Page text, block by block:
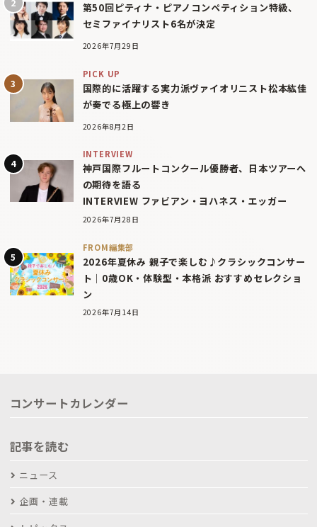
第50回ピティナ・ピアノコンペティション特級、
セミファイナリスト6名が決定
2026年7月29日
PICK UP
国際的に活躍する実力派ヴァイオリニスト松本紘佳
が奏でる極上の響き
2026年8月2日
INTERVIEW
神戸国際フルートコンクール優勝者、日本ツアーへ
の期待を語る
INTERVIEW ファビアン・ヨハネス・エッガー
2026年7月28日
FROM編集部
2026年夏休み 親子で楽しむ♪クラシックコンサー
ト｜0歳OK・体験型・本格派 おすすめセレクショ
ン
2026年7月14日
コンサートカレンダー
記事を読む
ニュース
企画・連載